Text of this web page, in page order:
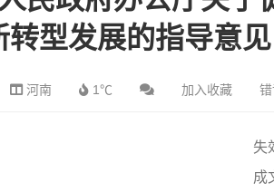
型发展的指导意见
河南 1℃ 加入收藏
失
成